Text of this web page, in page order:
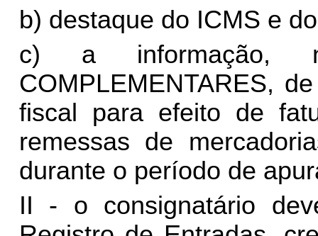
b) destaque do ICMS e
c) a informação,
COMPLEMENTARES,
fiscal para efeito de
remessas de
durante o período de
II - o consignatário